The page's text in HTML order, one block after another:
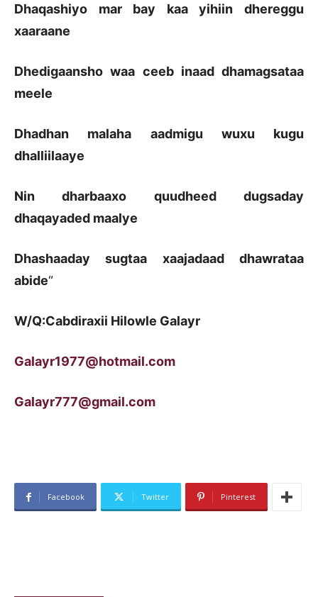
Dhaqashiyo mar bay kaa yihiin dhereggu
xaaraane
Dhedigaansho waa ceeb inaad dhamagsataa
meele
Dhadhan malaha aadmigu wuxu kugu
dhalliilaaye
Nin dharbaaxo quudheed dugsaday
dhaqayaded maalye
Dhashaaday sugtaa xaajadaad dhawrataa
abide“
W/Q:Cabdiraxii Hilowle Galayr
Galayr1977@hotmail.com
Galayr777@gmail.com
Facebook Twitter Pinterest